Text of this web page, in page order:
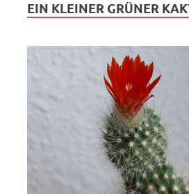
EIN KLEINER GRÜNER